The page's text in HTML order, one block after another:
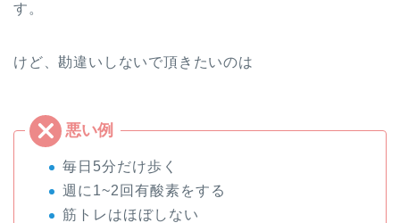
す。
けど、勘違いしないで頂きたいのは
毎日5分だけ歩く
週に1~2回有酸素をする
筋トレはほぼしない